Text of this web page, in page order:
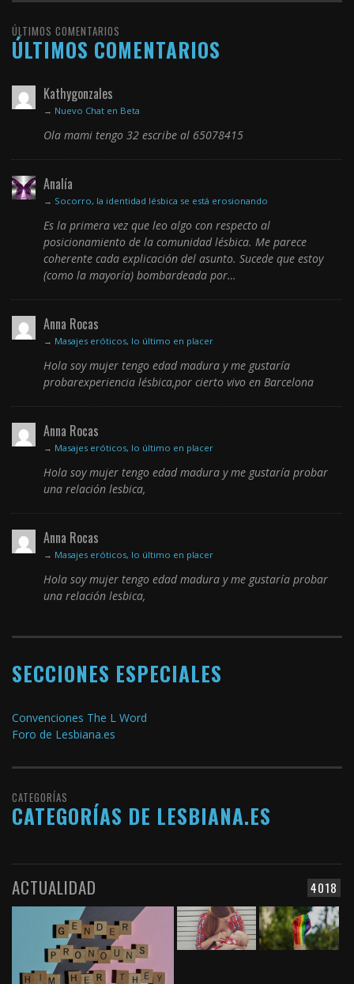
ÚLTIMOS COMENTARIOS
ÚLTIMOS COMENTARIOS
Kathygonzales
→ Nuevo Chat en Beta
Ola mami tengo 32 escribe al 65078415
Analía
→ Socorro, la identidad lésbica se está erosionando
Es la primera vez que leo algo con respecto al
posicionamiento de la comunidad lésbica. Me parece
coherente cada explicación del asunto. Sucede que estoy
(como la mayoría) bombardeada por…
Anna Rocas
→ Masajes eróticos, lo último en placer
Hola soy mujer tengo edad madura y me gustaría
probarexperiencia lésbica,por cierto vivo en Barcelona
Anna Rocas
→ Masajes eróticos, lo último en placer
Hola soy mujer tengo edad madura y me gustaría probar
una relación lesbica,
Anna Rocas
→ Masajes eróticos, lo último en placer
Hola soy mujer tengo edad madura y me gustaría probar
una relación lesbica,
SECCIONES ESPECIALES
Convenciones The L Word
Foro de Lesbiana.es
CATEGORÍAS
CATEGORÍAS DE LESBIANA.ES
4018
ACTUALIDAD